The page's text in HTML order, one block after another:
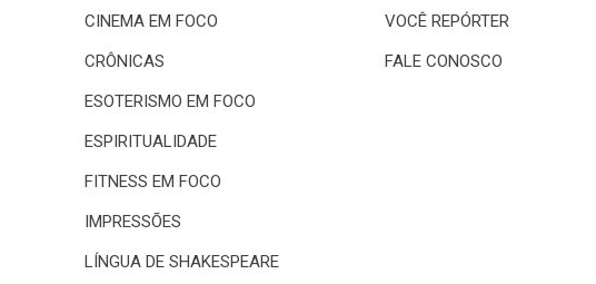
CINEMA EM FOCO
CRÔNICAS
ESOTERISMO EM FOCO
ESPIRITUALIDADE
FITNESS EM FOCO
IMPRESSÕES
LÍNGUA DE SHAKESPEARE
VOCÊ REPÓRTER
FALE CONOSCO